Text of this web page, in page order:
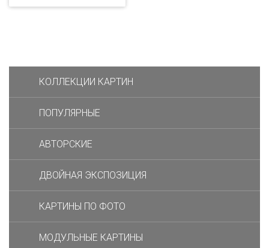
КОЛЛЕКЦИИ КАРТИН
ПОПУЛЯРНЫЕ
АВТОРСКИЕ
ДВОЙНАЯ ЭКСПОЗИЦИЯ
КАРТИНЫ ПО ФОТО
МОДУЛЬНЫЕ КАРТИНЫ